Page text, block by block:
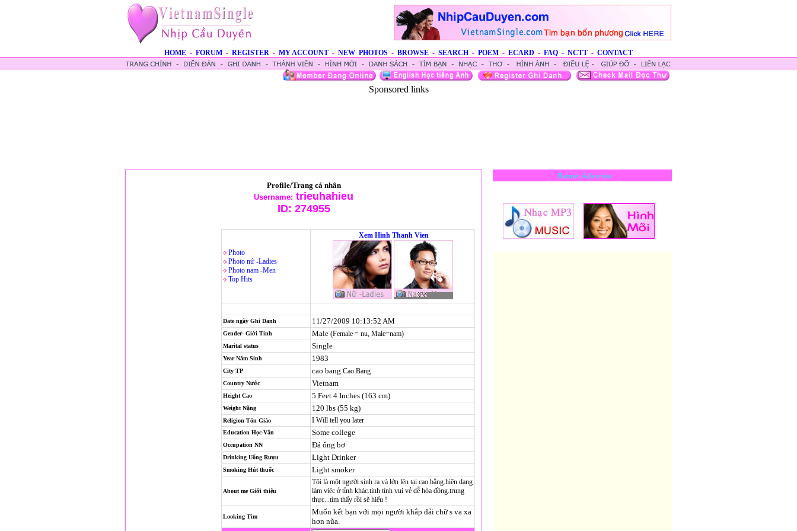
HOME - FORUM - REGISTER - MY ACCOUNT - NEW PHOTOS - BROWSE - SEARCH - POEM - ECARD - FAQ - NCTT - CONTACT
Sponsored links
Profile/Trang cá nhân
Username: trieuhahieu
ID: 274955
Photo
Photo nử -Ladies
Photo nam -Men
Top Hits
Xem Hinh Thanh Vien
Date ngày Ghi Danh 11/27/2009 10:13:52 AM
Gender- Giới Tính Male (Female = nu, Male=nam)
Marital status Single
Year Năm Sinh 1983
City TP cao bang Cao Bang
Country Nước Vietnam
Height Cao 5 Feet 4 Inches (163 cm)
Weight Nặng 120 lbs (55 kg)
Religion Tôn Giáo I Will tell you later
Education Học-Vấn Some college
Occupation NN Đá ống bơ
Drinking Uống Rượu Light Drinker
Smoking Hút thuốc Light smoker
About me Giới thiệu
Tôi là một người sinh ra và lớn lên tại cao bằng.hiện dang
làm việc ở tỉnh khác.tính tình vui vẻ dễ hòa đồng.trung
thực...tìm thấy rồi sẽ hiểu !
Looking Tìm
Muốn kết bạn với mọi người khắp dải chữ s va xa
hơn nũa.
Banner Advertise